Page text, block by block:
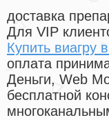
доставка
Для VIP
Купить виагру
оплата
Деньги, Web
бесплатной